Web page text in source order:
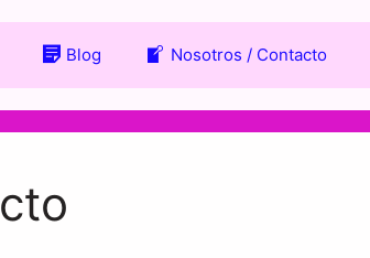
Blog Nosotros / Contacto